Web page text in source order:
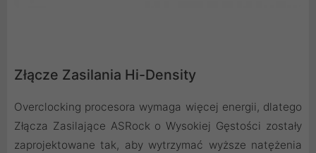
Złącze Zasilania Hi-Density
Overclocking procesora wymaga więcej energii, dlatego
Złącza Zasilające ASRock o Wysokiej Gęstości zostały
zaprojektowane tak, aby wytrzymać wyższe natężenia